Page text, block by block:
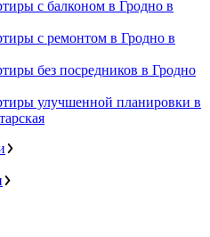
с балконом в Гродно в
с ремонтом в Гродно в
без посредников в Гродно
улучшенной планировки в